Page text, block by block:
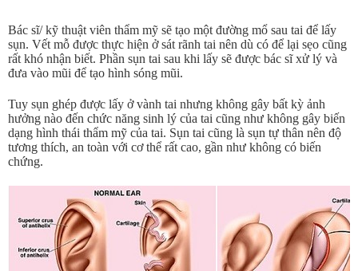
Bác sĩ/ kỹ thuật viên thẩm mỹ sẽ tạo một đường mổ sau tai để lấy
sụn. Vết mỗ được thực hiện ở sát rãnh tai nên dù có để lại sẹo cũng
rất khó nhận biết. Phần sụn tai sau khi lấy sẽ được bác sĩ xử lý và
đưa vào mũi để tạo hình sóng mũi.
Tuy sụn ghép được lấy ở vành tai nhưng không gây bất kỳ ảnh
hưởng nào đến chức năng sinh lý của tai cũng như không gây biến
dạng hình thái thẩm mỹ của tai. Sụn tai cũng là sụn tự thân nên độ
tương thích, an toàn với cơ thể rất cao, gần như không có biến
chứng.